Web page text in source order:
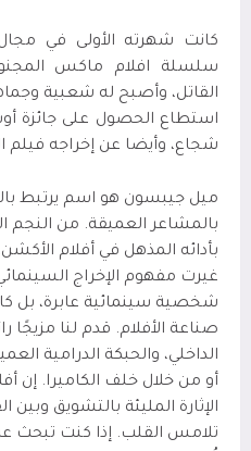
كانت شهرته الأولى في
سلسلة افلام ماكس
القاتل، وأصبح له شعبية
استطاع الحصول على جائزة
شجاع، وأيضا عن إخراجه فيلم
ميل جيبسون هو اسم يرتبط
بالمشاعر العميقة. من النجم
بأدائه المذهل في أفلام
غيرت مفهوم الإخراج
شخصية سينمائية عابرة، بل
صناعة الأفلام. قدم لنا مزيجًا
الداخلي، والحبكة الدرامية
أو من خلال خلف الكاميرا. إن
الإثارة المليئة بالتشويق
تلامس القلب. إذا كنت تبحث